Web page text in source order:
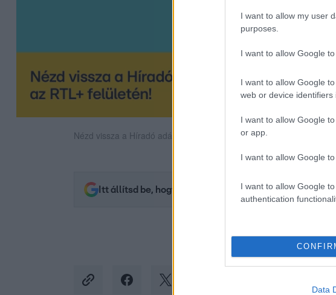
I want to allow my user
purposes.
I want to allow Google
I want to allow Google
web or device identifiers
I want to allow Google
or app.
I want to allow Google
I want to allow Google
authentication
Data
Nézd vissza a Híradó adásait az RTL+ felületén!
Itt állítsd be, hogy az RTL.hu az elsők között legyen a